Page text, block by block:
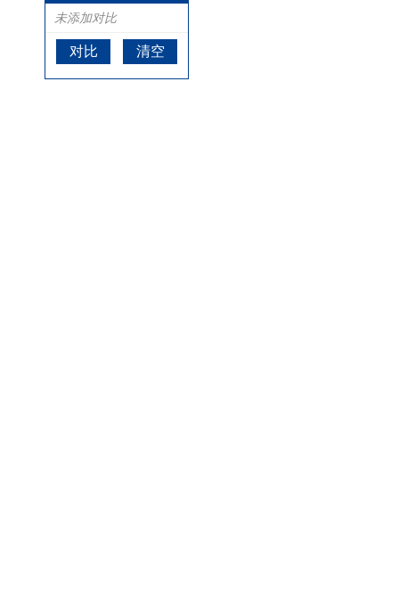
未添加对比
对比 清空